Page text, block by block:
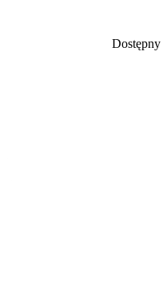
Dostępny